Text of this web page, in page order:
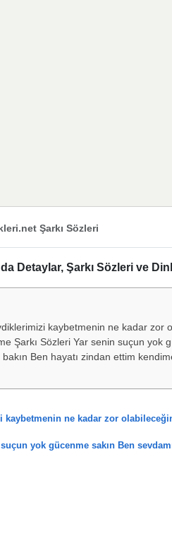
Şarkı Sözleri
Detaylar, Şarkı Sözleri ve
kaybetmenin ne kadar zor
Şarkı Sözleri Yar senin suçun yok
Ben hayatı zindan ettim
ne kadar zor
yok gücenme sakın Ben